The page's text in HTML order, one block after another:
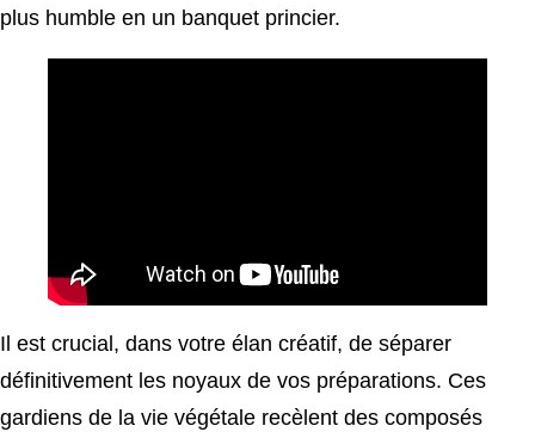
plus humble en un banquet princier.
Il est crucial, dans votre élan créatif, de séparer
définitivement les noyaux de vos préparations. Ces
gardiens de la vie végétale recèlent des composés